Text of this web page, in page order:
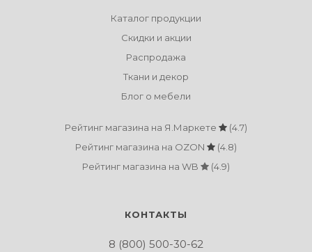
Каталог продукции
Скидки и акции
Распродажа
Ткани и декор
Блог о мебели
Рейтинг магазина на Я.Маркете
(4.7)
Рейтинг магазина на OZON
(4.8)
Рейтинг магазина на WB
(4.9)
КОНТАКТЫ
8 (800) 500-30-62